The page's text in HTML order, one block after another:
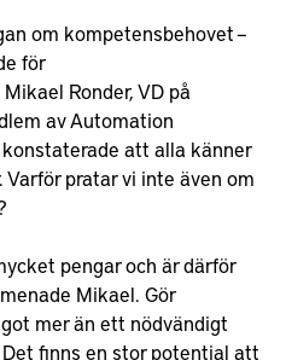
om kompetensbehovet –
för
Ronder, VD på
av Automation
att alla känner
pratar vi inte även om
pengar och är därför
Mikael. Gör
mer än ett nödvändigt
finns en stor potential att